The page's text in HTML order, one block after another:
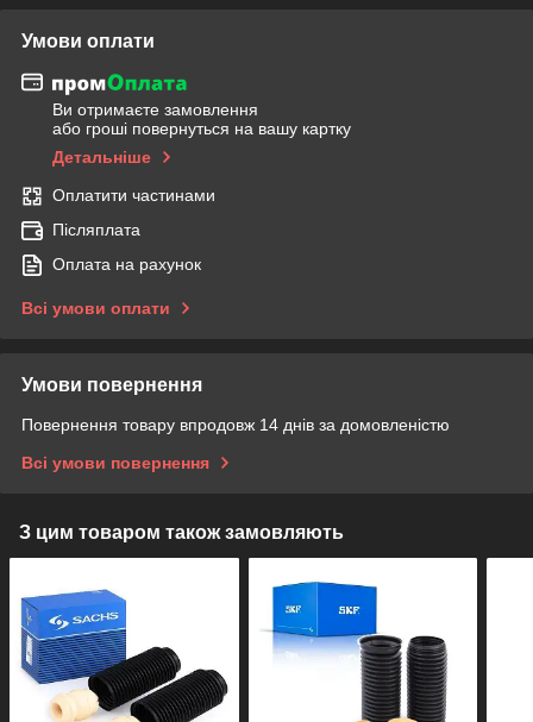
Умови оплати
Ви отримаєте замовлення
або гроші повернуться на вашу картку
Детальніше
Оплатити частинами
Післяплата
Оплата на рахунок
Всі умови оплати
Умови повернення
Повернення товару впродовж 14 днів за домовленістю
Всі умови повернення
З цим товаром також замовляють